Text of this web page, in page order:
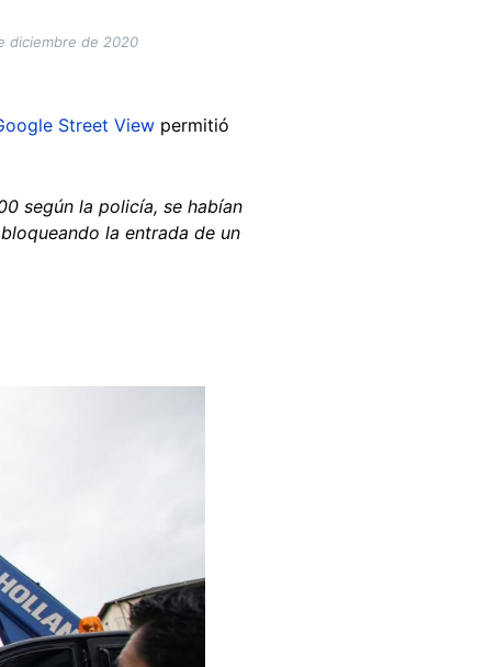
diciembre de 2020
Street View permitió
según la policía, se habían
la entrada de un